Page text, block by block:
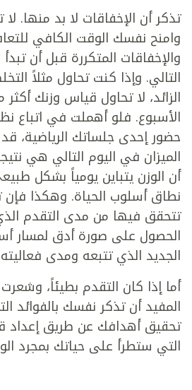
تذكر أن الإخفاقات لا بد منها.
وامنح نفسك الوقت الكافي
والإخفاقات المتكررة قبل أن
التالي. وإذا كنت تحاول مثلاً
الزائد، لا تحاول قياس وزنك
الأسبوع. فلو أهملت في اتباع
حضور إحدى جلساتك الرياضية،
الميزان في اليوم التالي هي
أن الوزن يتباين يومياً بشكل
نطاق أسلوب الحياة. وهكذا فإن
تتحقق فيها من مدى التقدم
الحصول على صورة أدق لمسار
الجديد الذي تتبعه ومدى
أما إذا كان التقدم بطيئاً،
المفيد أن تذكر نفسك بالفوائد
تحقيق أهدافك عن طريق إعداد
التي ستطرأ على حياتك بمجرد